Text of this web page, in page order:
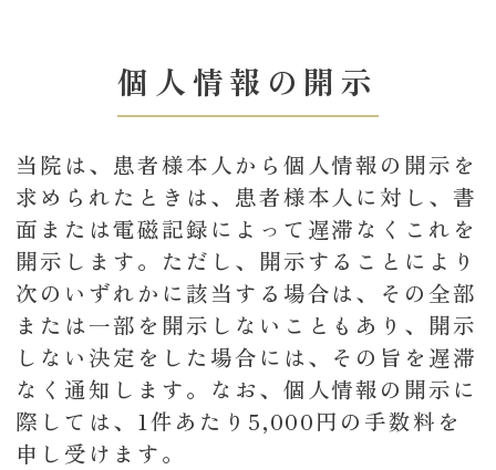
個人情報の開示
当院は、患者様本人から個人情報の開示を
求められたときは、患者様本人に対し、書
面または電磁記録によって遅滞なくこれを
開示します。ただし、開示することにより
次のいずれかに該当する場合は、その全部
または一部を開示しないこともあり、開示
しない決定をした場合には、その旨を遅滞
なく通知します。なお、個人情報の開示に
際しては、1件あたり5,000円の手数料を
申し受けます。